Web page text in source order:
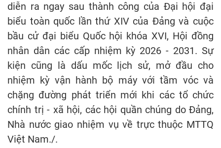
diễn ra ngay sau thành công của Đại hội đại
biểu toàn quốc lần thứ XIV của Đảng và cuộc
bầu cử đại biểu Quốc hội khóa XVI, Hội đồng
nhân dân các cấp nhiệm kỳ 2026 - 2031. Sự
kiện cũng là dấu mốc lịch sử, mở đầu cho
nhiệm kỳ vận hành bộ máy với tầm vóc và
chặng đường phát triển mới khi các tổ chức
chính trị - xã hội, các hội quần chúng do Đảng,
Nhà nước giao nhiệm vụ về trực thuộc MTTQ
Việt Nam./.